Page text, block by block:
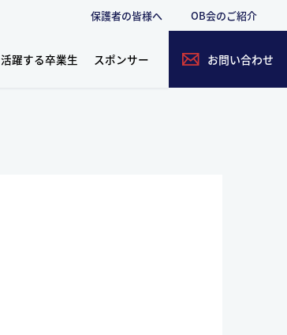
保護者の皆様へ OB会のご紹介
活躍する卒業生 スポンサー お問い合わせ